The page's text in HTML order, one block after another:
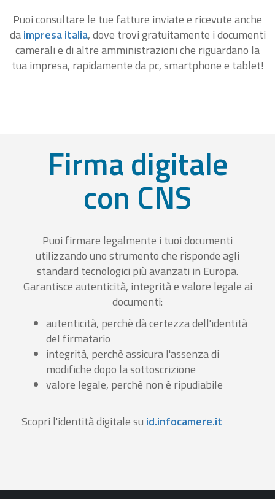
Puoi consultare le tue fatture inviate e ricevute anche
daimpresa italia, dove trovi gratuitamente i documenti
camerali e di altre amministrazioni che riguardano la
tua impresa, rapidamente da pc, smartphone e tablet!
Firma digitale
con CNS
Puoi firmare legalmente i tuoi documenti
utilizzando uno strumento che risponde agli
standard tecnologici più avanzati in Europa.
Garantisce autenticità, integrità e valore legale ai
documenti:
autenticità, perchè dà certezza dell'identità
del firmatario
integrità, perchè assicura l'assenza di
modifiche dopo la sottoscrizione
valore legale, perchè non è ripudiabile
Scopri l'identità digitale su id.infocamere.it